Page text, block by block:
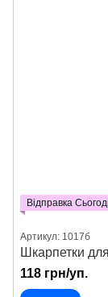
Відправка
Артикул: 1017б
Шкарпетки
118 грн/уп.